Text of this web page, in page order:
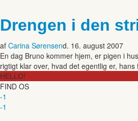
Drengen i den
af Carina Sørensend. 16. august 2007
En dag Bruno kommer hjem, er pigen i
rigtigt klar over, hvad det egentlig er,
HELLO!
FIND OS
-1
-1